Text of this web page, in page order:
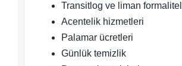
Transitlog ve liman
Acentelik hizmetleri
Palamar ücretleri
Günlük temizlik